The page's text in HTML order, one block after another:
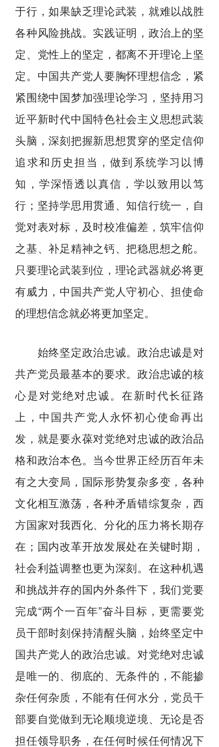
于行，如果缺乏理论武装，就难以战胜
各种风险挑战。实践证明，政治上的坚
定、党性上的坚定，都离不开理论上坚
定。中国共产党人要胸怀理想信念，紧
紧围绕中国梦加强理论学习，坚持用习
近平新时代中国特色社会主义思想武装
头脑，深刻把握新思想贯穿的坚定信仰
追求和历史担当，做到系统学习以博
知，学深悟透以真信，学以致用以笃
行；坚持学思用贯通、知信行统一，自
觉对表对标，及时校准偏差，筑牢信仰
之基、补足精神之钙、把稳思想之舵。
只要理论武装到位，理论武器就必将更
有威力，中国共产党人守初心、担使命
的理想信念就必将更加坚定。
始终坚定政治忠诚。政治忠诚是对
共产党员最基本的要求。政治忠诚的核
心是对党绝对忠诚。在新时代长征路
上，中国共产党人永怀初心使命再出
发，就是要永葆对党绝对忠诚的政治品
格和政治本色。当今世界正经历百年未
有之大变局，国际形势复杂多变，各种
文化相互激荡，各种矛盾错综复杂，西
方国家对我西化、分化的压力将长期存
在；国内改革开放发展处在关键时期，
社会利益调整也更为深刻。在这种机遇
和挑战并存的国内外条件下，我们党要
完成“两个一百年”奋斗目标，更需要党
员干部时刻保持清醒头脑，始终坚定中
国共产党人的政治忠诚。对党绝对忠诚
是唯一的、彻底的、无条件的，不能掺
杂任何杂质，不能有任何水分，党员干
部要自觉做到无论顺境逆境、无论是否
担任领导职务，在任何时候任何情况下